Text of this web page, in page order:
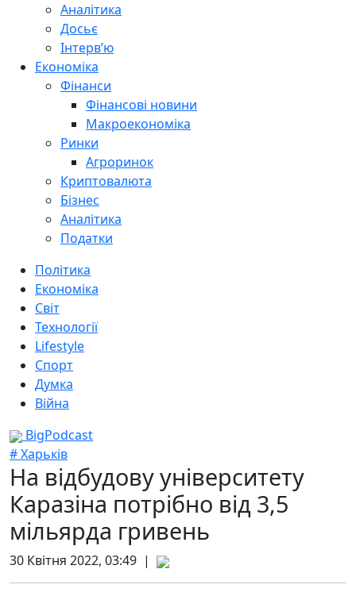
Аналітика
Досьє
Інтерв’ю
Економіка
Фінанси
Фінансові новини
Макроекономіка
Ринки
Агроринок
Криптовалюта
Бізнес
Аналітика
Податки
Політика
Економіка
Світ
Технології
Lifestyle
Спорт
Думка
Війна
BigPodcast
# Харьків
На відбудову університету
Каразіна потрібно від 3,5
мільярда гривень
30 Квітня 2022, 03:49 |